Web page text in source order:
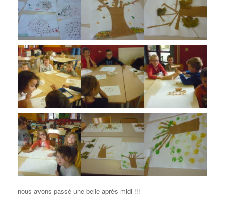
nous avons passé une belle après midi !!!